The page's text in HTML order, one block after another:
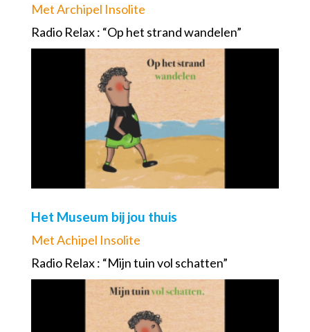
Met Archipel Insolite
Radio Relax : “Op het strand wandelen”
Het Museum bij jou thuis
Met Achipel Insolite
Radio Relax : “Mijn tuin vol schatten”